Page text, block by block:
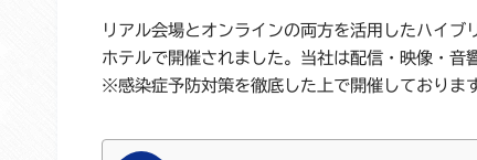
リアル会場とオンラインの両方を活用したハイブ
ホテルで開催されました。当社は配信・映像・音
※感染症予防対策を徹底した上で開催しております